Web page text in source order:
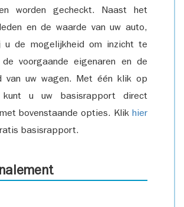
worden gecheckt. Naast het
en de waarde van uw auto,
u de mogelijkheid om inzicht te
voorgaande eigenaren en de
van uw wagen. Met één klik op
u uw basisrapport direct
bovenstaande opties. Klik hier
basisrapport.